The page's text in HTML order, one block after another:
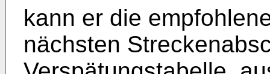
kann er die
nächsten